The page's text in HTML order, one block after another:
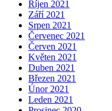
Říjen 2021
Září 2021
Srpen 2021
Červenec 2021
Červen 2021
Květen 2021
Duben 2021
Březen 2021
Únor 2021
Leden 2021